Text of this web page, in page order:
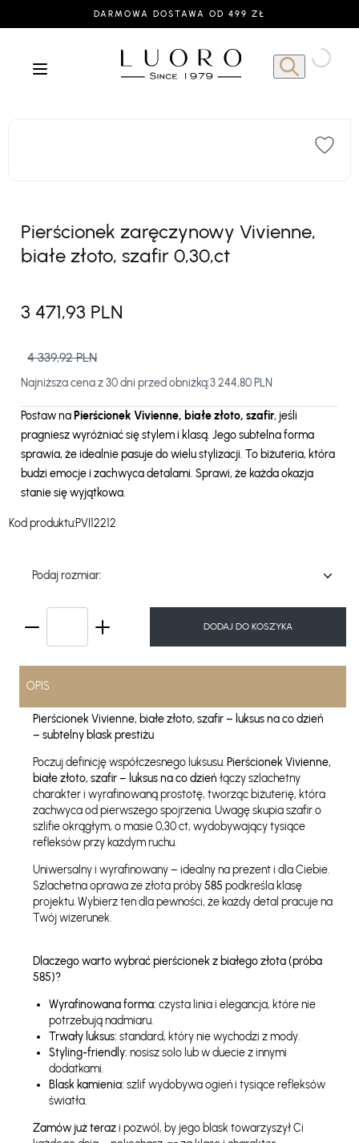
DARMOWA DOSTAWA OD 499 ZŁ
Pierścionek zaręczynowy Vivienne,
białe złoto, szafir 0,30,ct
3 471,93 PLN
4 339,92 PLN
Najniższa cena z 30 dni przed obniżką:3 244,80 PLN
Postaw na Pierścionek Vivienne, białe złoto, szafir, jeśli
pragniesz wyróżniać się stylem i klasą. Jego subtelna forma
sprawia, że idealnie pasuje do wielu stylizacji. To biżuteria, która
budzi emocje i zachwyca detalami. Sprawi, że każda okazja
stanie się wyjątkowa.
Kod produktu:PVI12212
Podaj rozmiar:
DODAJ DO KOSZYKA
OPIS
Pierścionek Vivienne, białe złoto, szafir – luksus na co dzień
– subtelny blask prestiżu
Poczuj definicję współczesnego luksusu. Pierścionek Vivienne,
białe złoto, szafir – luksus na co dzień łączy szlachetny
charakter i wyrafinowaną prostotę, tworząc biżuterię, która
zachwyca od pierwszego spojrzenia. Uwagę skupia szafir o
szlifie okrągłym, o masie 0,30 ct, wydobywający tysiące
refleksów przy każdym ruchu.
Uniwersalny i wyrafinowany – idealny na prezent i dla Ciebie.
Szlachetna oprawa ze złota próby585 podkreśla klasę
projektu. Wybierz ten dla pewności, że każdy detal pracuje na
Twój wizerunek.
Dlaczego warto wybrać pierścionek z białego złota (próba
585)?
Wyrafinowana forma: czysta linia i elegancja, które nie
potrzebują nadmiaru.
Trwały luksus: standard, który nie wychodzi z mody.
Styling-friendly: nosisz solo lub w duecie z innymi
dodatkami.
Blask kamienia: szlif wydobywa ogień i tysiące refleksów
światła.
Zamów już terazi pozwól, by jego blask towarzyszył Ci